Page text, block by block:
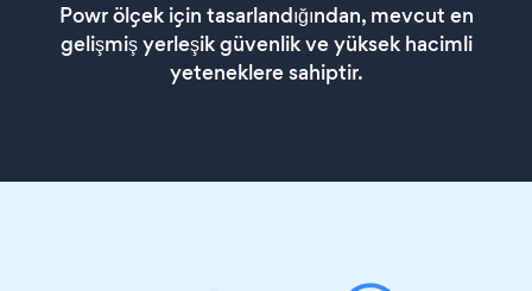
Powr ölçek için tasarlandığından, mevcut en
gelişmiş yerleşik güvenlik ve yüksek hacimli
yeteneklere sahiptir.